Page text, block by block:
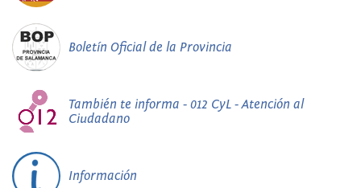
Boletín Oficial de la Provincia
También te informa - 012 CyL - Atención al
Ciudadano
Información